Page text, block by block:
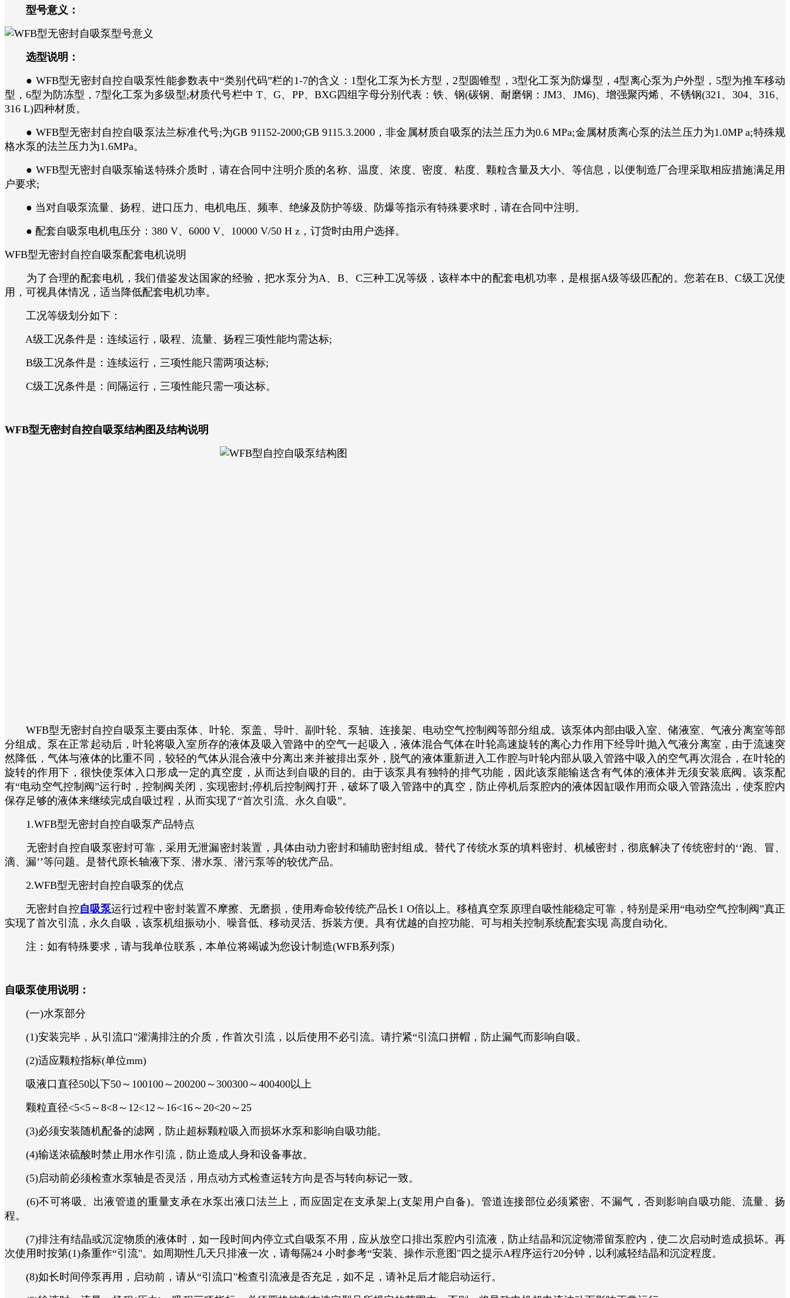
型号意义：
选型说明：
● WFB型无密封自控自吸泵性能参数表中“类别代码”栏的1-7的含义：1型化工泵为长方型，2型圆锥型，3型化工泵为防爆型，4型离心泵为户外型，5型为推车移动
型，6型为防冻型，7型化工泵为多级型;材质代号栏中 T、G、PP、BXG四组字母分别代表：铁、钢(碳钢、耐磨钢：JM3、JM6)、增强聚丙烯、不锈钢(321、304、316、
316 L)四种材质。
● WFB型无密封自控自吸泵法兰标准代号;为GB 91152-2000;GB 9115.3.2000，非金属材质自吸泵的法兰压力为0.6 MPa;金属材质离心泵的法兰压力为1.0MP a;特殊规
格水泵的法兰压力为1.6MPa。
● WFB型无密封自吸泵输送特殊介质时，请在合同中注明介质的名称、温度、浓度、密度、粘度、颗粒含量及大小、等信息，以便制造厂合理采取相应措施满足用
户要求;
● 当对自吸泵流量、扬程、进口压力、电机电压、频率、绝缘及防护等级、防爆等指示有特殊要求时，请在合同中注明。
● 配套自吸泵电机电压分：380 V、6000 V、10000 V/50 H z，订货时由用户选择。
WFB型无密封自控自吸泵配套电机说明
为了合理的配套电机，我们借鉴发达国家的经验，把水泵分为A、B、C三种工况等级，该样本中的配套电机功率，是根据A级等级匹配的。您若在B、C级工况使
用，可视具体情况，适当降低配套电机功率。
工况等级划分如下：
A级工况条件是：连续运行，吸程、流量、扬程三项性能均需达标;
B级工况条件是：连续运行，三项性能只需两项达标;
C级工况条件是：间隔运行，三项性能只需一项达标。
WFB型无密封自控自吸泵结构图及结构说明
WFB型无密封自控自吸泵主要由泵体、叶轮、泵盖、导叶、副叶轮、泵轴、连接架、电动空气控制阀等部分组成。该泵体内部由吸入室、储液室、气液分离室等部
分组成。泵在正常起动后，叶轮将吸入室所存的液体及吸入管路中的空气一起吸入，液体混合气体在叶轮高速旋转的离心力作用下经导叶抛入气液分离室，由于流速突
然降低，气体与液体的比重不同，较轻的气体从混合液中分离出来并被排出泵外，脱气的液体重新进入工作腔与叶轮内部从吸入管路中吸入的空气再次混合，在叶轮的
旋转的作用下，很快使泵体入口形成一定的真空度，从而达到自吸的目的。由于该泵具有独特的排气功能，因此该泵能输送含有气体的液体并无须安装底阀。该泵配
有“电动空气控制阀”运行时，控制阀关闭，实现密封;停机后控制阀打开，破坏了吸入管路中的真空，防止停机后泵腔内的液体因缸吸作用而众吸入管路流出，使泵腔内
保存足够的液体来继续完成自吸过程，从而实现了“首次引流、永久自吸”。
1.WFB型无密封自控自吸泵产品特点
无密封自控自吸泵密封可靠，采用无泄漏密封装置，具体由动力密封和辅助密封组成。替代了传统水泵的填料密封、机械密封，彻底解决了传统密封的‘‘跑、冒、
滴、漏’’等问题。是替代原长轴液下泵、潜水泵、潜污泵等的较优产品。
2.WFB型无密封自控自吸泵的优点
无密封自控自吸泵运行过程中密封装置不摩擦、无磨损，使用寿命较传统产品长1 O倍以上。移植真空泵原理自吸性能稳定可靠，特别是采用“电动空气控制阀”真正
实现了首次引流，永久自吸，该泵机组振动小、噪音低、移动灵活、拆装方便。具有优越的自控功能、可与相关控制系统配套实现 高度自动化。
注：如有特殊要求，请与我单位联系，本单位将竭诚为您设计制造(WFB系列泵)
自吸泵使用说明：
(一)水泵部分
(1)安装完毕，从引流口"灌满排注的介质，作首次引流，以后使用不必引流。请拧紧“引流口拼帽，防止漏气而影响自吸。
(2)适应颗粒指标(单位mm)
吸液口直径50以下50～100100～200200～300300～400400以上
颗粒直径<5<5～8<8～12<12～16<16～20<20～25
(3)必须安装随机配备的滤网，防止超标颗粒吸入而损坏水泵和影响自吸功能。
(4)输送浓硫酸时禁止用水作引流，防止造成人身和设备事故。
(5)启动前必须检查水泵轴是否灵活，用点动方式检查运转方向是否与转向标记一致。
(6)不可将吸、出液管道的重量支承在水泵出液口法兰上，而应固定在支承架上(支架用户自备)。管道连接部位必须紧密、不漏气，否则影响自吸功能、流量、扬
程。
(7)排注有结晶或沉淀物质的液体时，如一段时间内停立式自吸泵不用，应从放空口排出泵腔内引流液，防止结晶和沉淀物滞留泵腔内，使二次启动时造成损坏。再
次使用时按第(1)条重作“引流"。如周期性几天只排液一次，请每隔24 小时参考“安装、操作示意图"四之提示A程序运行20分钟，以利减轻结晶和沉淀程度。
(8)如长时间停泵再用，启动前，请从“引流口"检查引流液是否充足，如不足，请补足后才能启动运行。